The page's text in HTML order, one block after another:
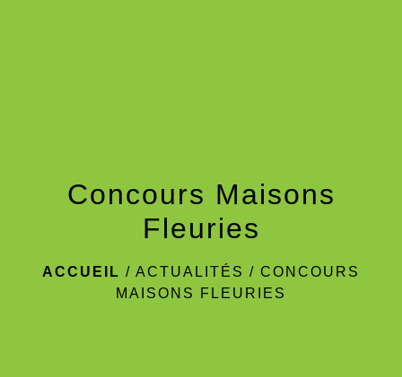
Concours Maisons
Fleuries
ACCUEIL / ACTUALITÉS / CONCOURS
MAISONS FLEURIES